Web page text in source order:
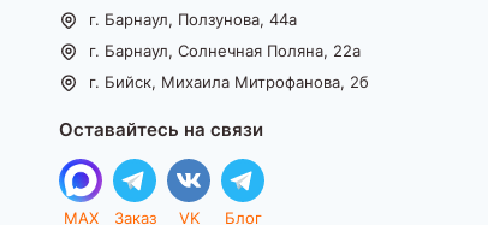
г. Барнаул, Ползунова, 44а
г. Барнаул, Солнечная Поляна, 22а
г. Бийск, Михаила Митрофанова, 2б
Оставайтесь на связи
MAX Заказ VK Блог